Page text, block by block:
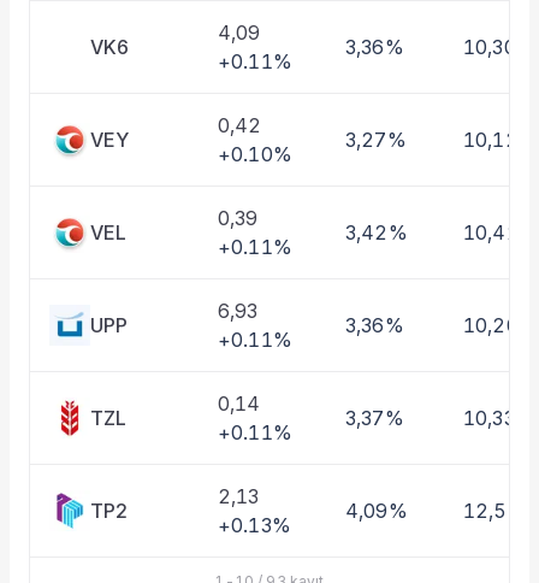
VK6
4,09
+0.11%
3,36% 10,30%
VEY
0,42
+0.10%
3,27% 10,12%
VEL
0,39
+0.11%
3,42% 10,42%
UPP
6,93
+0.11%
3,36% 10,20%
TZL
0,14
+0.11%
3,37% 10,33%
TP2
2,13
+0.13%
4,09% 12,52%